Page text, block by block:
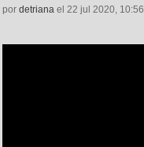
por detriana el 22 jul 2020, 10:56